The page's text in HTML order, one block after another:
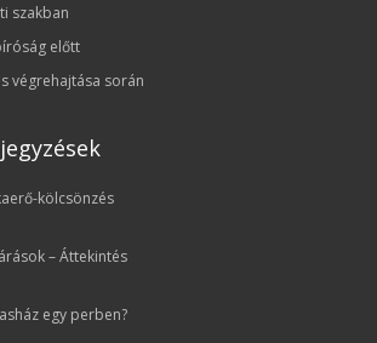
szakban
előtt
végrehajtása során
kölcsönzés
– Áttekintés
egy perben?